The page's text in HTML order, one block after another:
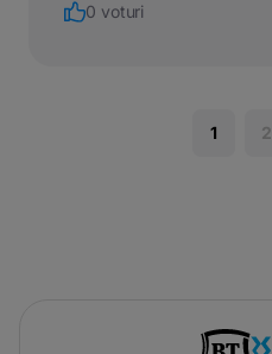
0 voturi
1 2